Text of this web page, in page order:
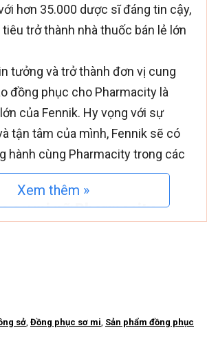
hơn 35.000 dược sĩ đáng tin cậy,
trở thành nhà thuốc bán lẻ lớn
tưởng và trở thành đơn vị cung
đồng phục cho Pharmacity là
của Fennik. Hy vọng với sự
tận tâm của mình, Fennik sẽ có
hành cùng Pharmacity trong các
c sơmi nữ Pharmacity
mi nam Pharmacity thiết kế theo
tay dài kết hợp với tông màu
trắng ở phần dải áo và mặt trong
đến phong cách trẻ trung, thanh
Xem thêm »
sở Đồng phục sơ mi Sản phẩm đồng phục